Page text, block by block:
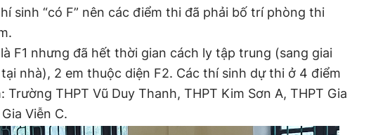
sinh “có F” nên các điểm thi đã phải bố trí phòng thi
F1 nhưng đã hết thời gian cách ly tập trung (sang giai
nhà), 2 em thuộc diện F2. Các thí sinh dự thi ở 4 điểm
Trường THPT Vũ Duy Thanh, THPT Kim Sơn A, THPT Gia
Viễn C.